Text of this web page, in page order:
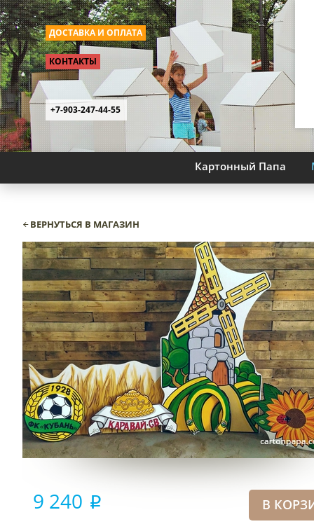
ДОСТАВКА И ОПЛАТА
КОНТАКТЫ
+7-903-247-44-55
Картонный Папа
9 240 i
ВЕРНУТЬСЯ В МАГАЗИН